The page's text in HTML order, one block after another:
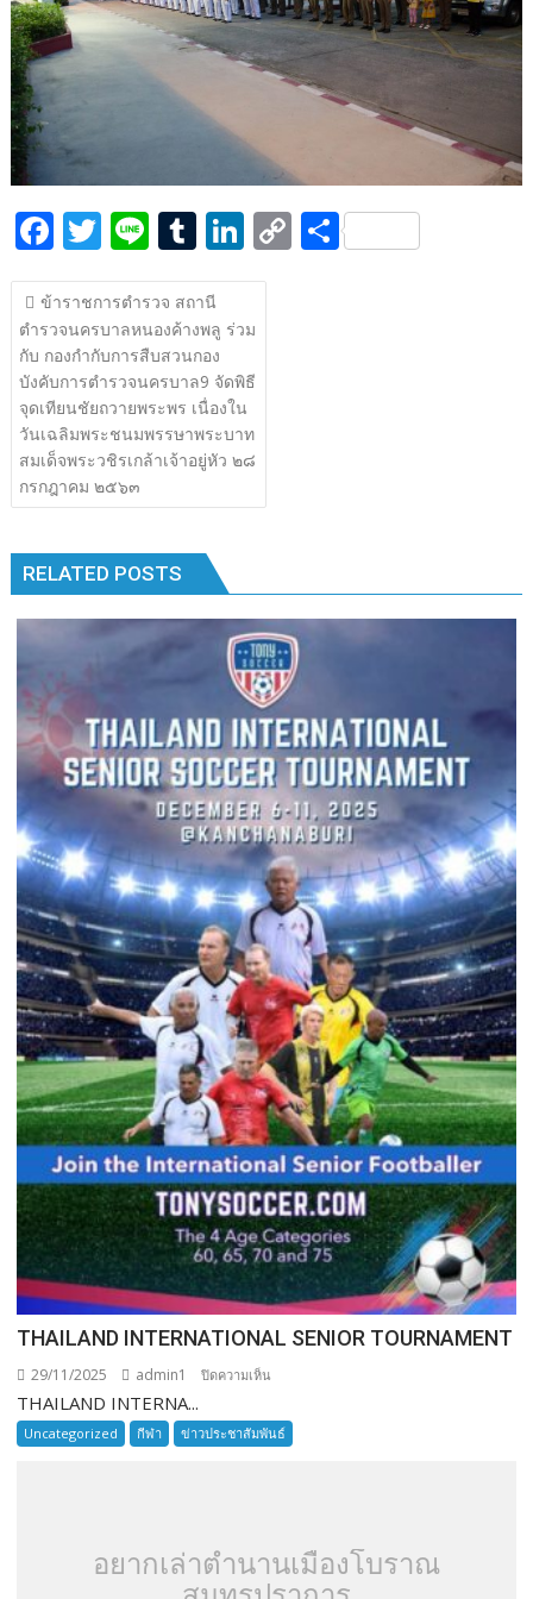
k k
F
ac
e
b
o
o
k
T
w
itt
er
Li
n
e
T
u
m
bl
r
Li
n
e
dI
n
C S
แนะแนว
เรื่อง
ข้าราชการตำรวจ สถานี
ตำรวจนครบาลหนองค้างพลู ร่วม
กับ กองกำกับการสืบสวนกอง
บังคับการตำรวจนครบาล9 จัดพิธี
จุดเทียนชัยถวายพระพร เนื่องใน
วันเฉลิมพระชนมพรรษาพระบาท
สมเด็จพระวชิรเกล้าเจ้าอยู่หัว ๒๘
กรกฎาคม ๒๕๖๓
RELATED POSTS
THAILAND INTERNATIONAL SENIOR TOURNAMENT
29/11/2025 admin1 ปิดความเห็น
INTERNATIONAL
SENIOR
THAILAND INTERNA...
Uncategorized กีฬา ข่าวประชาสัมพันธ์
อยากเล่าตำนานเมืองโบราณ